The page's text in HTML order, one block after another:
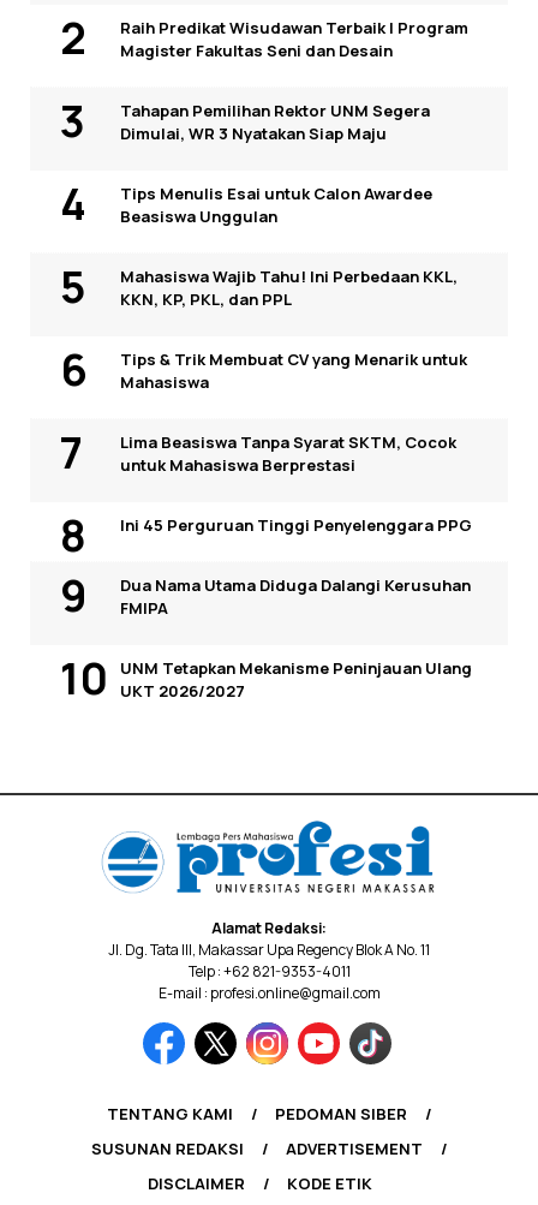
Raih Predikat Wisudawan Terbaik I Program
Magister Fakultas Seni dan Desain
Tahapan Pemilihan Rektor UNM Segera
Dimulai, WR 3 Nyatakan Siap Maju
Tips Menulis Esai untuk Calon Awardee
Beasiswa Unggulan
Mahasiswa Wajib Tahu! Ini Perbedaan KKL,
KKN, KP, PKL, dan PPL
Tips & Trik Membuat CV yang Menarik untuk
Mahasiswa
Lima Beasiswa Tanpa Syarat SKTM, Cocok
untuk Mahasiswa Berprestasi
Ini 45 Perguruan Tinggi Penyelenggara PPG
Dua Nama Utama Diduga Dalangi Kerusuhan
FMIPA
UNM Tetapkan Mekanisme Peninjauan Ulang
UKT 2026/2027
Alamat Redaksi:
Jl. Dg. Tata III, Makassar Upa Regency Blok A No. 11
Telp : +62 821-9353-4011
E-mail : profesi.online@gmail.com
TENTANG KAMI
PEDOMAN SIBER
SUSUNAN REDAKSI
ADVERTISEMENT
DISCLAIMER
KODE ETIK